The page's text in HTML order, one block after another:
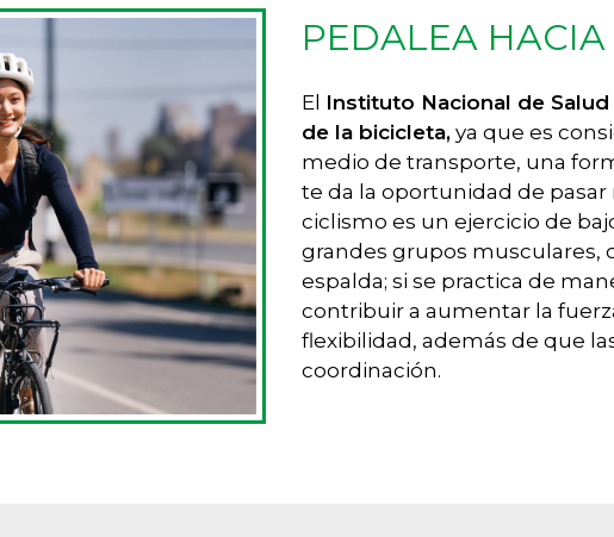
PEDALEA
El Instituto Nacional de
de la bicicleta, ya que es
medio de transporte, una
te da la oportunidad de pasar
ciclismo es un ejercicio de
grandes grupos musculares,
espalda; si se practica de
contribuir a aumentar la
flexibilidad, además de que
coordinación.